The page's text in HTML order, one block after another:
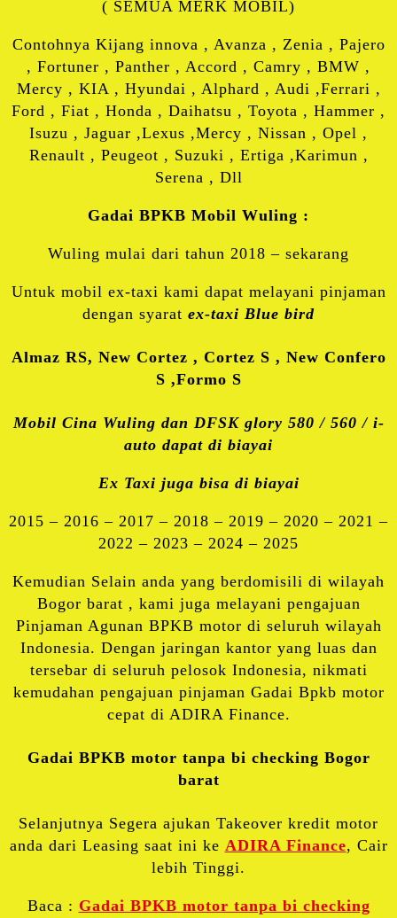
( SEMUA MERK MOBIL)
Contohnya Kijang innova , Avanza , Zenia , Pajero
, Fortuner , Panther , Accord , Camry , BMW ,
Mercy , KIA , Hyundai , Alphard , Audi ,Ferrari ,
Ford , Fiat , Honda , Daihatsu , Toyota , Hammer ,
Isuzu , Jaguar ,Lexus ,Mercy , Nissan , Opel ,
Renault , Peugeot , Suzuki , Ertiga ,Karimun ,
Serena , Dll
Gadai BPKB Mobil Wuling :
Wuling mulai dari tahun 2018 – sekarang
Untuk mobil ex-taxi kami dapat melayani pinjaman
dengan syarat ex-taxi Blue bird
Almaz RS, New Cortez , Cortez S , New Confero
S ,Formo S
Mobil Cina Wuling dan DFSK glory 580 / 560 / i-
auto dapat di biayai
Ex Taxi juga bisa di biayai
2015 – 2016 – 2017 – 2018 – 2019 – 2020 – 2021 –
2022 – 2023 – 2024 – 2025
Kemudian Selain anda yang berdomisili di wilayah
Bogor barat , kami juga melayani pengajuan
Pinjaman Agunan BPKB motor di seluruh wilayah
Indonesia. Dengan jaringan kantor yang luas dan
tersebar di seluruh pelosok Indonesia, nikmati
kemudahan pengajuan pinjaman Gadai Bpkb motor
cepat di ADIRA Finance.
Gadai BPKB motor tanpa bi checking Bogor
barat
Selanjutnya Segera ajukan Takeover kredit motor
anda dari Leasing saat ini ke ADIRA Finance, Cair
lebih Tinggi.
Baca : Gadai BPKB motor tanpa bi checking